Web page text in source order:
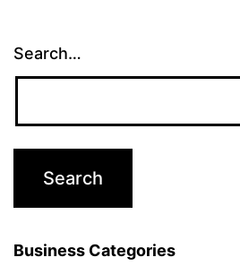
Search…
Business Categories